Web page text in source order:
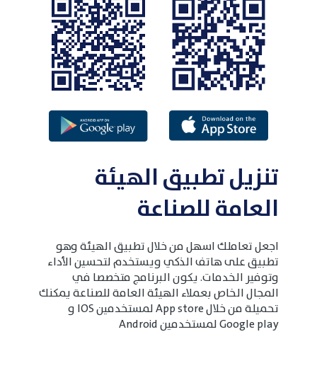
تنزيل تطبيق الهيئة
العامة للصناعة
اجعل تعاملك اسهل من خلال تطبيق الهيئة وهو
تطبيق على هاتف الذكي ويستخدم لتحسين الأداء
وتوفير الخدمات. يكون البرنامج متخصصا في
المجال الخاص بعملاء الهيئة العامة للصناعة يمكنك
تحميلة من خلال App store لمستخدمين IOS و
Google play لمستخدمين Android